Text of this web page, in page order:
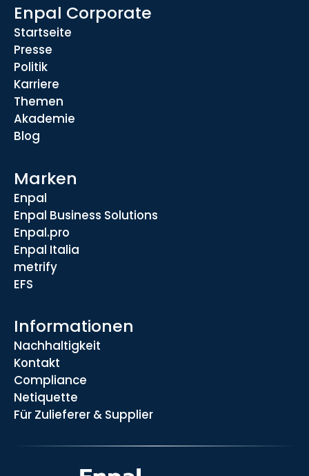
Enpal Corporate
Startseite
Presse
Politik
Karriere
Themen
Akademie
Blog
Marken
Enpal
Enpal Business Solutions
Enpal.pro
Enpal Italia
metrify
EFS
Informationen
Nachhaltigkeit
Kontakt
Compliance
Netiquette
Für Zulieferer & Supplier